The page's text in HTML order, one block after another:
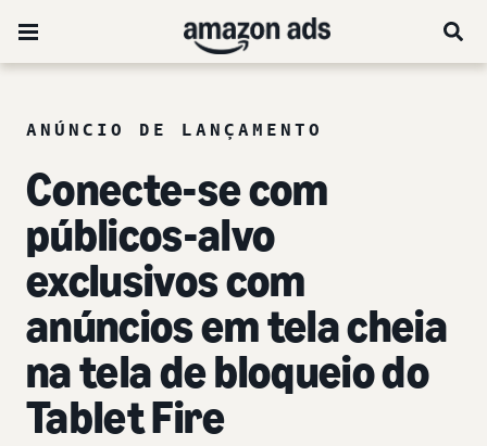
ANÚNCIO DE LANÇAMENTO
Conecte-se com
públicos-alvo
exclusivos com
anúncios em tela cheia
na tela de bloqueio do
Tablet Fire